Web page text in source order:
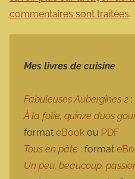
commentaires sont traitées.
Mes livres de cuisine
Fabuleuses Aubergines 2
À la folie, quinze duos
format eBook ou PDF
Tous en pâte : format
Un peu, beaucoup,